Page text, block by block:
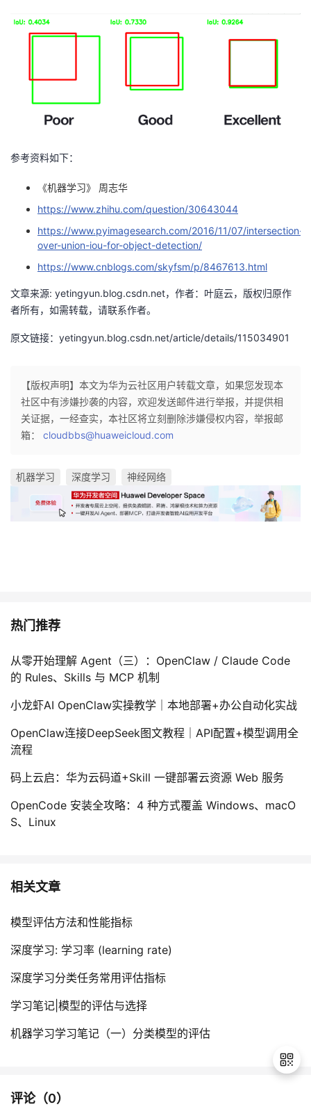
参考资料如下：
《机器学习》 周志华
https://www.zhihu.com/question/30643044
https://www.pyimagesearch.com/2016/11/07/intersection-
over-union-iou-for-object-detection/
https://www.cnblogs.com/skyfsm/p/8467613.html
文章来源: yetingyun.blog.csdn.net，作者：叶庭云，版权归原作
者所有，如需转载，请联系作者。
原文链接：yetingyun.blog.csdn.net/article/details/115034901
【版权声明】本文为华为云社区用户转载文章，如果您发现本
社区中有涉嫌抄袭的内容，欢迎发送邮件进行举报，并提供相
关证据，一经查实，本社区将立刻删除涉嫌侵权内容，举报邮
箱： cloudbbs@huaweicloud.com
机器学习 深度学习 神经网络
热门推荐
从零开始理解 Agent（三）：OpenClaw / Claude Code
的 Rules、Skills 与 MCP 机制
小龙虾AI OpenClaw实操教学｜本地部署+办公自动化实战
OpenClaw连接DeepSeek图文教程｜API配置+模型调用全
流程
码上云启：华为云码道+Skill 一键部署云资源 Web 服务
OpenCode 安装全攻略：4 种方式覆盖 Windows、macO
S、Linux
相关文章
模型评估方法和性能指标
深度学习: 学习率 (learning rate)
深度学习分类任务常用评估指标
学习笔记|模型的评估与选择
机器学习学习笔记（一）分类模型的评估
评论（0）